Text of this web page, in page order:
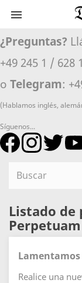

¿Preguntas?
+49 245 1 / 628
o Telegram:
(Hablamos inglés,
Síguenos...
Listado de
Perpetuam
Realice una